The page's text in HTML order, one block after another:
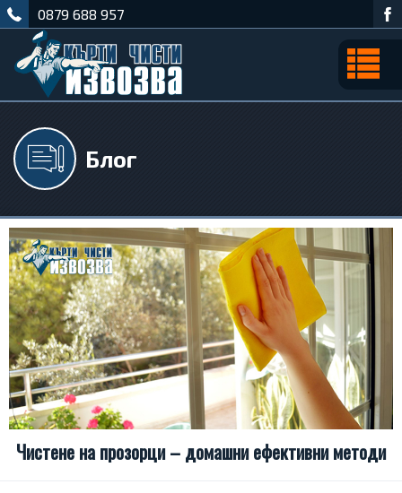
0879 688 957
Блог
Чистене на прозорци – домашни ефективни методи